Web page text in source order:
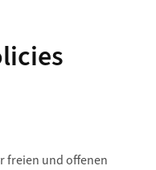
freien und offenen